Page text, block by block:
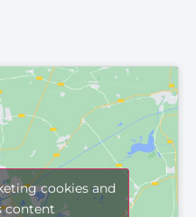
cookies and
content